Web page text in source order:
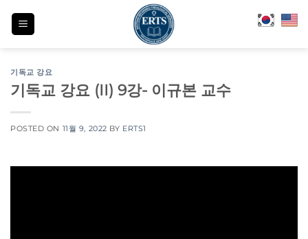
기독교 강요
기독교 강요 (II) 9강- 이규본 교수
POSTED ON 11월 9, 2022 BY ERTS1